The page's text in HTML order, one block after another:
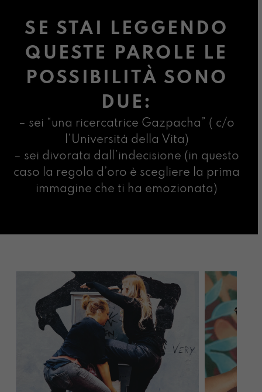
SE STAI LEGGENDO
QUESTE PAROLE LE
POSSIBILITÀ SONO
DUE:
– sei “una ricercatrice Gazpacha” ( c/o
l’Università della Vita)
– sei divorata dall’indecisione (in questo
caso la regola d’oro è scegliere la prima
immagine che ti ha emozionata)